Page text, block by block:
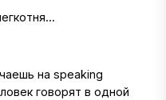
на speaking
говорят в одной